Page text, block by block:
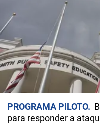
PROGRAMA PILOTO
para responder a